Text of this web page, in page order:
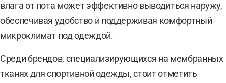
влага от пота может эффективно выводиться наружу,
обеспечивая удобство и поддерживая комфортный
микроклимат под одеждой.
Среди брендов, специализирующихся на мембранных
тканях для спортивной одежды, стоит отметить